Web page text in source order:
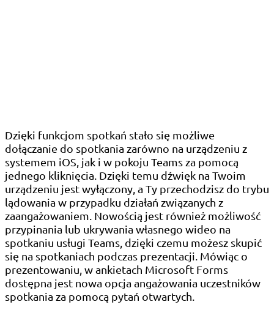
Dzięki funkcjom spotkań stało się możliwe
dołączanie do spotkania zarówno na urządzeniu z
systemem iOS, jak i w pokoju Teams za pomocą
jednego kliknięcia. Dzięki temu dźwięk na Twoim
urządzeniu jest wyłączony, a Ty przechodzisz do trybu
lądowania w przypadku działań związanych z
zaangażowaniem. Nowością jest również możliwość
przypinania lub ukrywania własnego wideo na
spotkaniu usługi Teams, dzięki czemu możesz skupić
się na spotkaniach podczas prezentacji. Mówiąc o
prezentowaniu, w ankietach Microsoft Forms
dostępna jest nowa opcja angażowania uczestników
spotkania za pomocą pytań otwartych.